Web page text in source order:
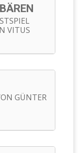
VITUS
GÜNTER